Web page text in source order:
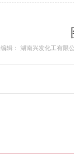
编辑： 湖南兴发化工有限